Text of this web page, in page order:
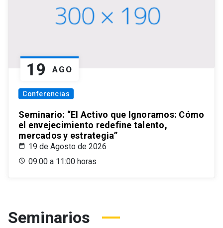
19 AGO
Conferencias
Seminario: “El Activo que Ignoramos: Cómo
el envejecimiento redefine talento,
mercados y estrategia”
19 de Agosto de 2026
09:00 a 11:00 horas
Seminarios